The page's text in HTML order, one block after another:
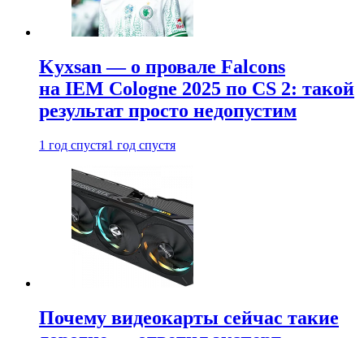
Kyxsan — о провале Falcons
на IEM Cologne 2025 по CS 2: такой
результат просто недопустим
1 год спустя1 год спустя
Почему видеокарты сейчас такие